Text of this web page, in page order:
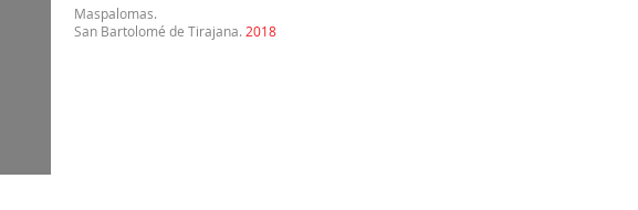
Maspalomas.
San Bartolomé de Tirajana. 2018